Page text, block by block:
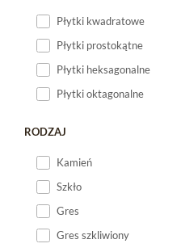
Płytki kwadratowe
Płytki prostokątne
Płytki heksagonalne
Płytki oktagonalne
RODZAJ
Kamień
Szkło
Gres
Gres szkliwiony